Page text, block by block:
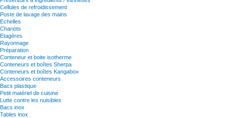
Cellules de refroidissement
Poste de lavage des mains
Echelles
Chariots
Etagères
Rayonnage
Préparation
Conteneur et boite isotherme
Conteneurs et boîtes Sherpa
Conteneurs et boîtes Kangabox
Accessoires conteneurs
Bacs plastique
Petit matériel de cuisine
Lutte contre les nuisibles
Bacs inox
Tables inox